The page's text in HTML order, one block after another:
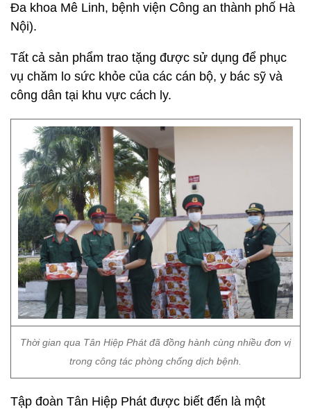
Đa khoa Mê Linh, bệnh viện Công an thành phố Hà
Nội).
Tất cả sản phẩm trao tặng được sử dụng để phục
vụ chăm lo sức khỏe của các cán bộ, y bác sỹ và
công dân tại khu vực cách ly.
Thời gian qua Tân Hiệp Phát đã đồng hành cùng nhiều đơn vị
trong công tác phòng chống dịch bệnh.
Tập đoàn Tân Hiệp Phát được biết đến là một